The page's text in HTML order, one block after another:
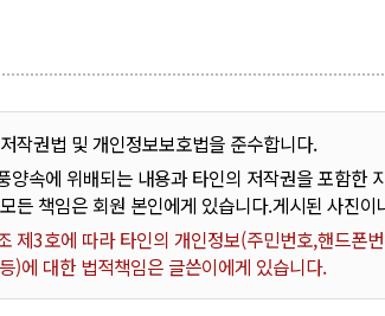
작권법 및 개인정보보호법을 준수합니다.
양속에 위배되는 내용과 타인의 저작권을 포함
든 책임은 회원 본인에게 있습니다.게시된 사진
제3호에 따라 타인의 개인정보(주민번호,핸드폰
)에 대한 법적책임은 글쓴이에게 있습니다.